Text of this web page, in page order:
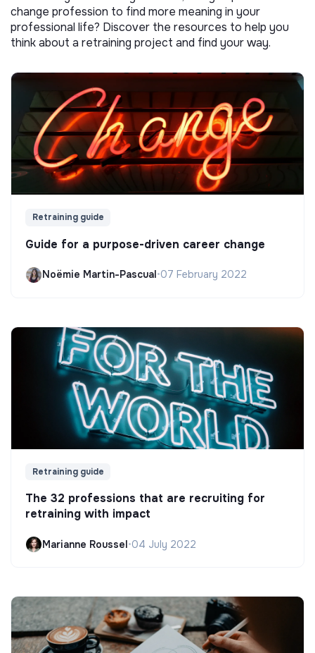
change profession to find more meaning in your
professional life? Discover the resources to help you
think about a retraining project and find your way.
Retraining guide
Guide for a purpose-driven career change
Noëmie Martin-Pascual•07 February 2022
Retraining guide
The 32 professions that are recruiting for
retraining with impact
Marianne Roussel•04 July 2022